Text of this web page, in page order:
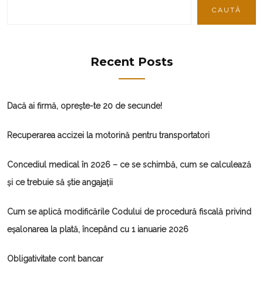
CAUTĂ
Recent Posts
Dacă ai firmă, oprește-te 20 de secunde!
Recuperarea accizei la motorină pentru transportatori
Concediul medical în 2026 – ce se schimbă, cum se calculează
și ce trebuie să știe angajații
Cum se aplică modificările Codului de procedură fiscală privind
eșalonarea la plată, începând cu 1 ianuarie 2026
Obligativitate cont bancar